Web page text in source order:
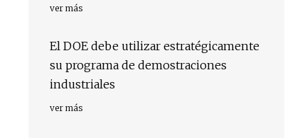
ver más
El DOE debe utilizar estratégicamente
su programa de demostraciones
industriales
ver más